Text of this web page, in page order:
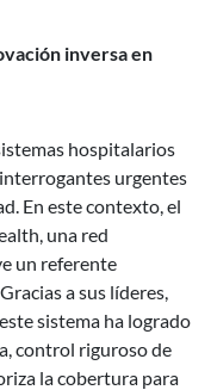
inversa en
hospitalarios
urgentes
En este contexto, el
una red
un referente
a sus líderes,
sistema ha logrado
control riguroso de
la cobertura para